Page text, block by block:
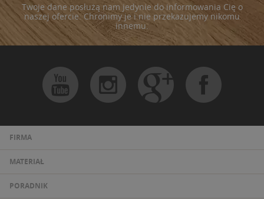
Twoje dane posłużą nam jedynie do informowania Cię o
naszej ofercie. Chronimy je i nie przekazujemy nikomu
innemu.
FIRMA
MATERIAŁ
PORADNIK